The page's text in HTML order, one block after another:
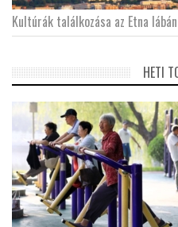
Kultúrák találkozása az Etna
HETI